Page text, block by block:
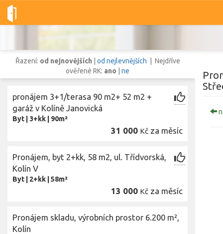
Dobré-nemovitosti.cz obec Kolín, okres Kolín, Středočeský kraj
Vše Pozemky
Lokalita
Řazení: od nejnovějších od nejlevnějších | Nejdříve
ověřené RK: ano ne
pronájem 3+1/terasa 90 m2+ 52 m2 +
garáž v Kolíně Janovická
Byt 3+kk 90m²
31 000 Kč za měsíc
Pronájem, byt 2+kk, 58 m2, ul. Třídvorská,
Kolín V
Byt 2+kk 58m²
13 000 Kč za měsíc
Pronájem skladu, výrobních prostor 6.200 m²,
Kolín